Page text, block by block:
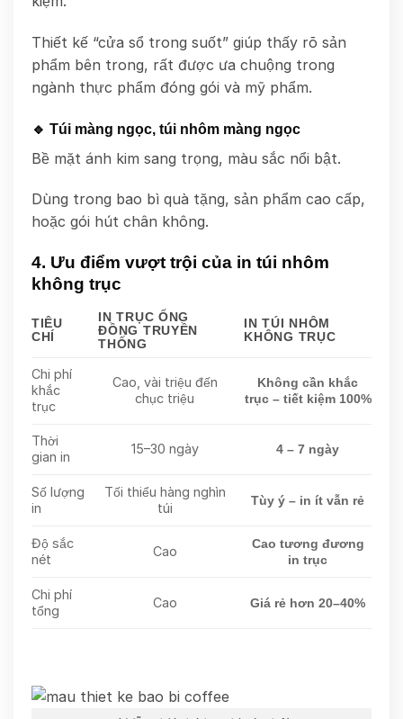
Thiết kế “cửa sổ trong suốt” giúp thấy rõ sản
phẩm bên trong, rất được ưa chuộng trong
ngành thực phẩm đóng gói và mỹ phẩm.
🔹 Túi màng ngọc, túi nhôm màng ngọc
Bề mặt ánh kim sang trọng, màu sắc nổi bật.
Dùng trong bao bì quà tặng, sản phẩm cao cấp,
hoặc gói hút chân không.
4. Ưu điểm vượt trội của in túi nhôm
không trục
TIÊU
CHÍ
IN TRỤC ỐNG
ĐỒNG TRUYỀN
THỐNG
IN TÚI NHÔM
KHÔNG TRỤC
Chi phí
khắc
trục
Cao, vài triệu đến
chục triệu
Không cần khắc
trục – tiết kiệm 100%
Thời
gian in
15–30 ngày 4 – 7 ngày
Số lượng
in
Tối thiểu hàng nghìn
túi
Tùy ý – in ít vẫn rẻ
Độ sắc
nét
Cao
Cao tương đương
in trục
Chi phí
tổng
Cao Giá rẻ hơn 20–40%